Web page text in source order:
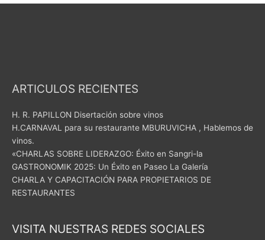
ARTICULOS RECIENTES
H. R. PAPILLON Disertación sobre vinos
H.CARNAVAL para su restaurante MBURUVICHA , Hablemos de
vinos.
«CHARLAS SOBRE LIDERAZGO: Éxito en Sangri-la
GASTRONOMIK 2025: Un Éxito en Paseo La Galería
CHARLA Y CAPACITACIÓN PARA PROPIETARIOS DE
RESTAURANTES
VISITA NUESTRAS REDES SOCIALES
Instagram
Facebook